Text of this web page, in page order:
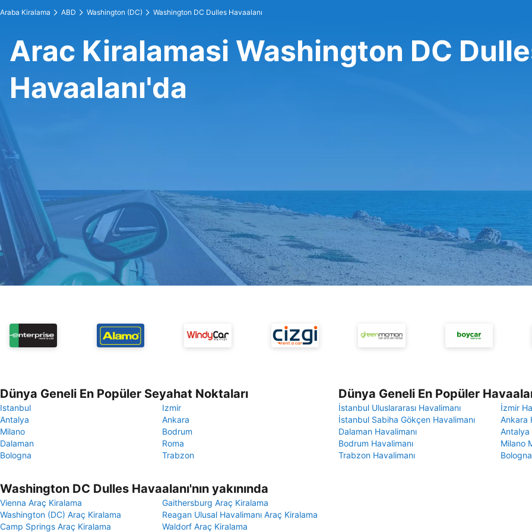
Araba Kiralama ABD Washington (DC) Washington DC Dulles Havaalanı
Arac Kiralamasi Washington DC
Havaalanı'da
Dünya Geneli En Popüler Seyahat Noktaları
Istanbul
Izmir
Antalya
Ankara
Milano
Bodrum
Dalaman
Roma
Bologna
Trabzon
Dünya Geneli En Popüler
İstanbul Uluslararası Havalimanı
İzmir
İstanbul Sabiha Gökçen Havalimanı
Ankara
Dalaman Havalimanı
Antalya
Bodrum Havalimanı
Milano
Trabzon Havalimanı
Washington DC Dulles Havaalanı'nın yakınında
Vienna Araç Kiralama
Gaithersburg Araç Kiralama
Washington (DC) Araç Kiralama
Reagan Ulusal Havalimanı Araç Kiralama
Camp Springs Araç Kiralama
Waldorf Araç Kiralama